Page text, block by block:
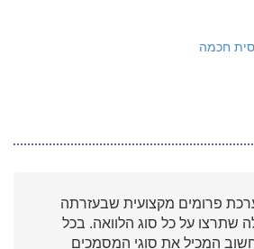
חכמה
פרומים מקצועית שבעזרתה
שתרצו על כל סוג הלוואה. בכל
המכיל את סוגי המסמכים